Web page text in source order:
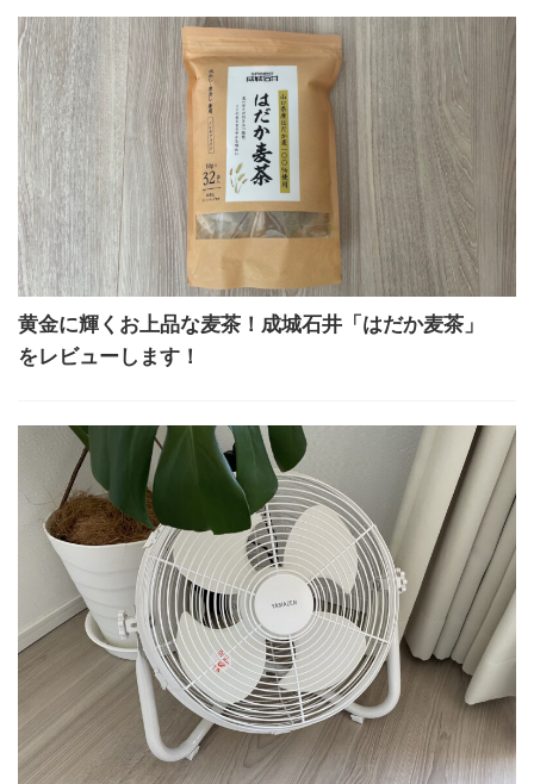
黄金に輝くお上品な麦茶！成城石井「はだか麦茶」
をレビューします！